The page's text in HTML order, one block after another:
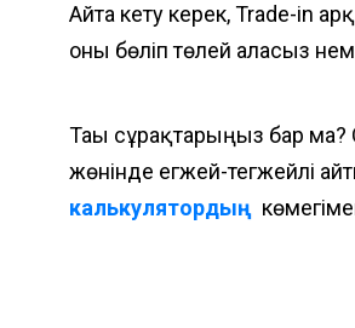
Айта кету керек, Trade-in
оны бөліп төлей аласыз
Тағы сұрақтарыңыз бар ма?
жөнінде егжей-тегжейлі
калькулятордың